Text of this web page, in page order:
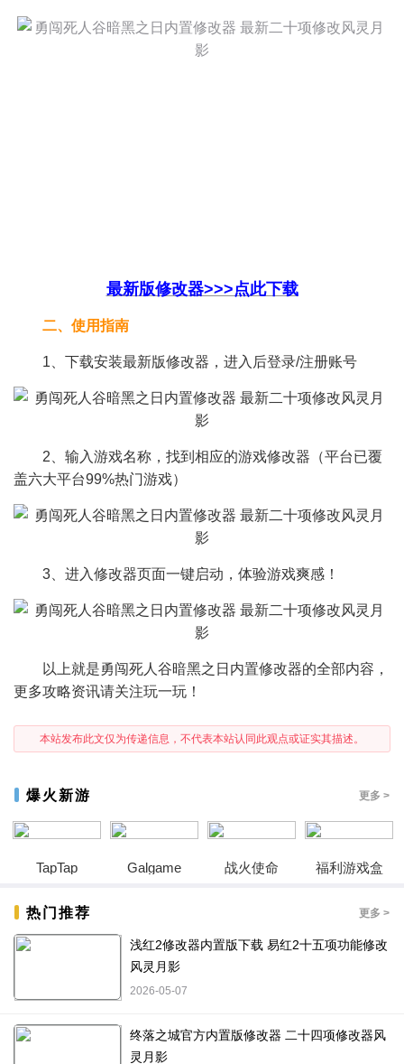
最新版修改器>>>点此下载
二、使用指南
1、下载安装最新版修改器，进入后登录/注册账号
2、输入游戏名称，找到相应的游戏修改器（平台已覆
盖六大平台99%热门游戏）
3、进入修改器页面一键启动，体验游戏爽感！
以上就是勇闯死人谷暗黑之日内置修改器的全部内容，
更多攻略资讯请关注玩一玩！
本站发布此文仅为传递信息，不代表本站认同此观点或证实其描述。
爆火新游 更多 >
TapTap Galgame 战火使命 福利游戏盒
热门推荐 更多 >
浅红2修改器内置版下载 易红2十五项功能修改
风灵月影
2026-05-07
终落之城官方内置版修改器 二十四项修改器风
灵月影